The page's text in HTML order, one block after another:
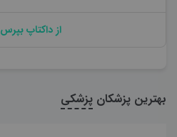
از داکتاپ بپرس
بهترین پزشکان پزشکی